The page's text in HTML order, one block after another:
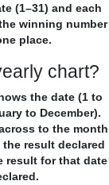
(1–31) and each
winning number
place.
chart?
the date (1 to
to December).
to the month
result declared
result for that date